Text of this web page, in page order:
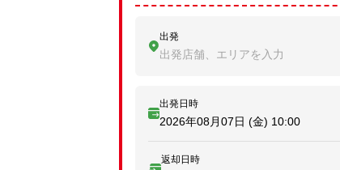
出発
出発店舗、エリアを入力
出発日時
2026年08月07日 (金) 10:00
返却日時